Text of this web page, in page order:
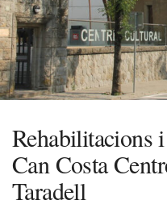
Rehabilitacions
Can Costa
Taradell